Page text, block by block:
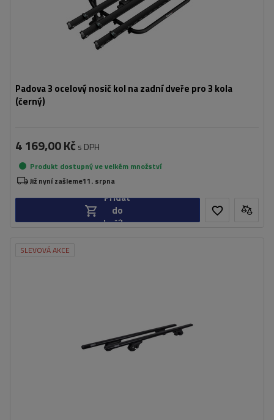
Padova 3 ocelový nosič kol na zadní dveře pro 3 kola
(černý)
4 169,00 Kč s DPH
Produkt dostupný ve velkém množství
Již nyní zašleme11. srpna
Přidat
do
košíku
SLEVOVÁ AKCE